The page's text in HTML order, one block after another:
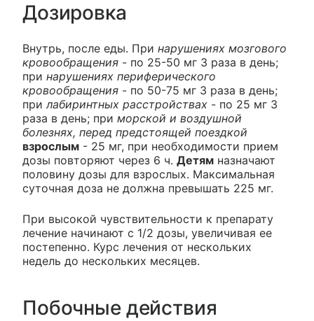
Дозировка
Внутрь, после еды. При нарушениях мозгового
кровообращения - по 25-50 мг 3 раза в день;
при нарушениях периферического
кровообращения - по 50-75 мг 3 раза в день;
прилабиринтных расстройствах - по 25 мг 3
раза в день; при морской и воздушной
болезнях, перед предстоящей поездкой
взрослым - 25 мг, при необходимости прием
дозы повторяют через 6 ч. Детям назначают
половину дозы для взрослых. Максимальная
суточная доза не должна превышать 225 мг.
При высокой чувствительности к препарату
лечение начинают с 1/2 дозы, увеличивая ее
постепенно. Курс лечения от нескольких
недель до нескольких месяцев.
Побочные действия